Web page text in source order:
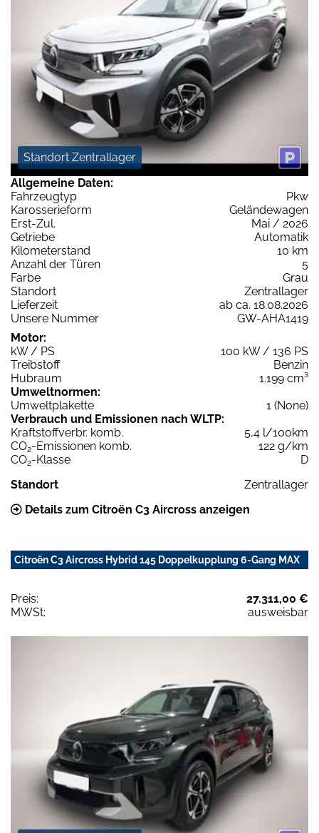
Standort Zentrallager
Allgemeine Daten:
Fahrzeugtyp
Pkw
Karosserieform
Geländewagen
Erst-Zul.
Mai / 2026
Getriebe
Automatik
Kilometerstand
10 km
Anzahl der Türen
5
Farbe
Grau
Standort
Zentrallager
Lieferzeit
ab ca. 18.08.2026
Unsere Nummer
GW-AHA1419
Motor:
kW / PS
100 kW / 136 PS
Treibstoff
Benzin
Hubraum
1.199 cm³
Umweltnormen:
Umweltplakette
1 (None)
Verbrauch und Emissionen nach WLTP:
Kraftstoffverbr. komb.
5,4 l/100km
CO2-Emissionen komb.
122 g/km
CO2-Klasse
D
Standort
Zentrallager
Details zum Citroën C3 Aircross anzeigen
Citroën C3 Aircross Hybrid 145 Doppelkupplung 6-Gang MAX
Preis:
27.311,00 €
MWSt:
ausweisbar